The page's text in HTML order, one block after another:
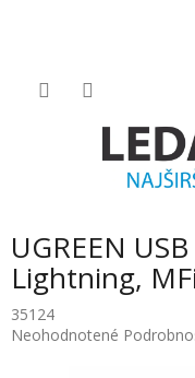
UGREEN
Lightning,
35124
Priemerné
Neohodnotené